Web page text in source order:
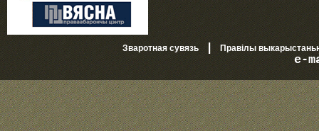
Зваротная сувязь|Правілы
e-